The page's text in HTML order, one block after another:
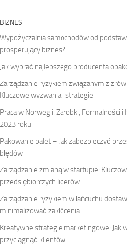
BIZNES
Wypożyczalnia samochodów od
prosperujący biznes?
Jak wybrać najlepszego producenta
Zarządzanie ryzykiem związanym z
Kluczowe wyzwania i strategie
Praca w Norwegii: Zarobki, Formalności i
2023 roku
Pakowanie palet – Jak zabezpieczyć
błędów
Zarządzanie zmianą w startupie:
przedsiębiorczych liderów
Zarządzanie ryzykiem w łańcuchu
minimalizować zakłócenia
Kreatywne strategie marketingowe: Jak
przyciągnąć klientów